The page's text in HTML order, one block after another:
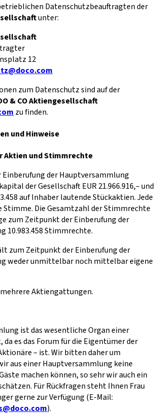
Datenschutzbeauftragten der
unter:
12
zum Datenschutz sind auf der
& CO Aktiengesellschaft
zu finden.
und Hinweise
Aktien und Stimmrechte
der Hauptversammlung
der Gesellschaft EUR 21.966.916,– und
auf Inhaber lautende Stückaktien. Jede
Die Gesamtzahl der Stimmrechte
zum Zeitpunkt der Einberufung der
10.983.458 Stimmrechte.
zum Zeitpunkt der Einberufung der
weder unmittelbar noch mittelbar eigene
Aktiengattungen.
ist das wesentliche Organ einer
es das Forum für die Eigentümer der
– ist. Wir bitten daher um
aus einer Hauptversammlung keine
machen können, so sehr wir auch ein
Für Rückfragen steht Ihnen Frau
gerne zur Verfügung (E-Mail:
).